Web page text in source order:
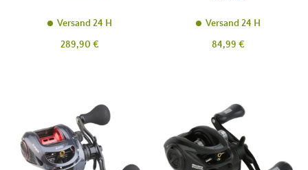
Versand 24 H
Preis
289,90 €
Versand 24 H
Preis
84,99 €